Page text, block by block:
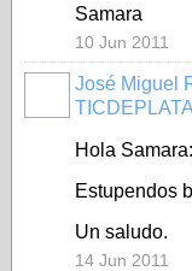
Samara
10 Jun 2011
José Miguel
Hola Samara:
Estupendos
Un saludo.
14 Jun 2011